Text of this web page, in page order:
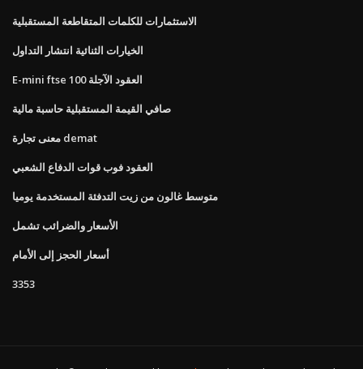
الاستثمارات للكلمات المتقاطعة المستقبلية
الخيارات الثنائية انتشار التداول
E-mini ftse 100 العقود الآجلة
صافي القيمة المستقبلية حاسبة مالية
معنى تجارة demat
العقود فوب قوات الدفاع الشعبي
متوسط ​​غالون من زيت التدفئة المستخدمة يوميا
الأسعار والضرائب تشمل
أسعار الحجز إلى الأمام
3353